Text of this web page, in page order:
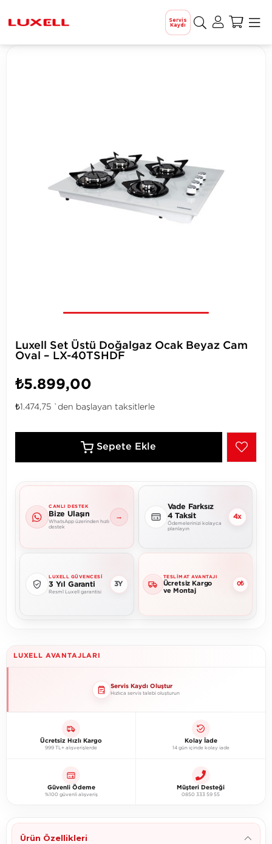
Servis
Kaydı
Luxell Set Üstü Doğalgaz Ocak Beyaz Cam
Oval – LX-40TSHDF
₺5.899,00
₺1.474,75 `den başlayan taksitlerle
CANLI DESTEK
Bize Ulaşın
WhatsApp üzerinden hızlı
destek
→
Vade Farksız
4 Taksit
Ödemelerinizi kolayca
planlayın
4x
LUXELL GÜVENCESI
3 Yıl Garanti
Resmî Luxell garantisi
3Y
TESLIMAT AVANTAJI
Ücretsiz Kargo
ve Montaj
0₺
LUXELL AVANTAJLARI
Servis Kaydı Oluştur
Hızlıca servis talebi oluşturun
Ücretsiz Hızlı Kargo
999 TL+ alışverişlerde
Kolay İade
14 gün içinde kolay iade
Güvenli Ödeme
%100 güvenli alışveriş
Müşteri Desteği
0850 333 59 55
Ürün Özellikleri